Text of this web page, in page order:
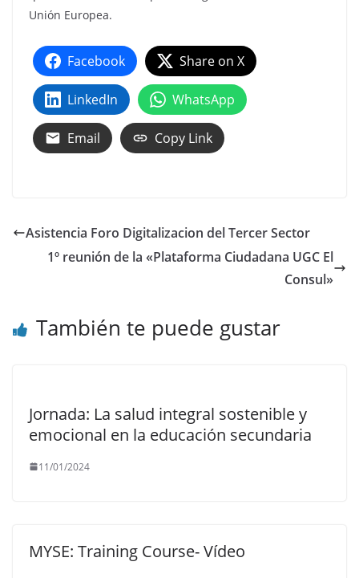
Unión Europea.
Facebook Share on X
LinkedIn WhatsApp
Email Copy Link
Asistencia Foro Digitalizacion del Tercer Sector
1º reunión de la «Plataforma Ciudadana UGC El
Consul»
También te puede gustar
Jornada: La salud integral sostenible y
emocional en la educación secundaria
11/01/2024
MYSE: Training Course- Vídeo